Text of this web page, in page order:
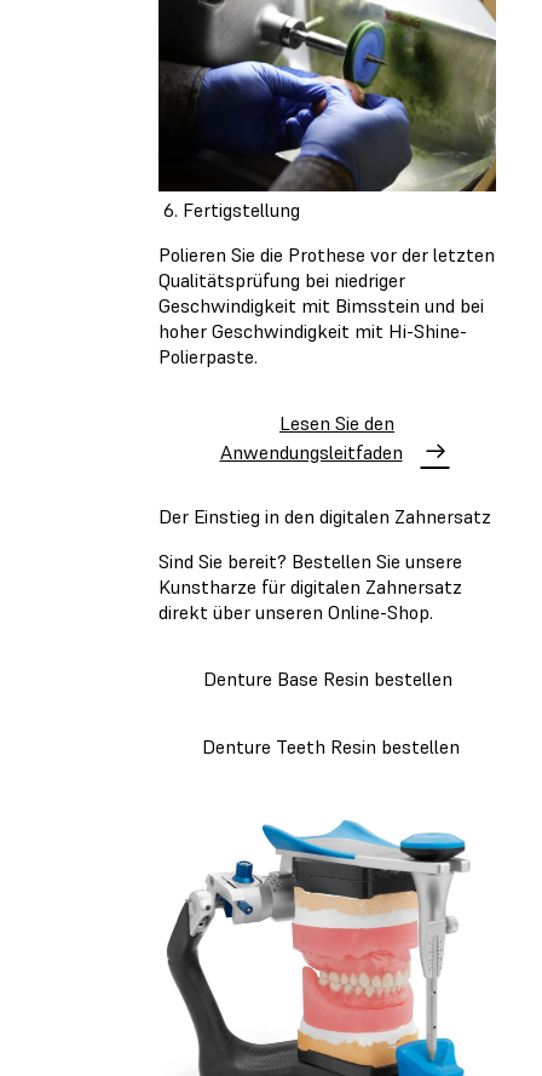
6. Fertigstellung
Polieren Sie die Prothese vor der letzten
Qualitätsprüfung bei niedriger
Geschwindigkeit mit Bimsstein und bei
hoher Geschwindigkeit mit Hi-Shine-
Polierpaste.
Lesen Sie den
Anwendungsleitfaden
Der Einstieg in den digitalen Zahnersatz
Sind Sie bereit? Bestellen Sie unsere
Kunstharze für digitalen Zahnersatz
direkt über unseren Online-Shop.
Denture Base Resin bestellen
Denture Teeth Resin bestellen